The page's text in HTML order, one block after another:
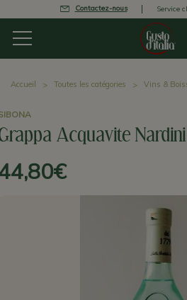
Contactez-nous Service
Accueil Toutes les catégories Vins &
Acquavite